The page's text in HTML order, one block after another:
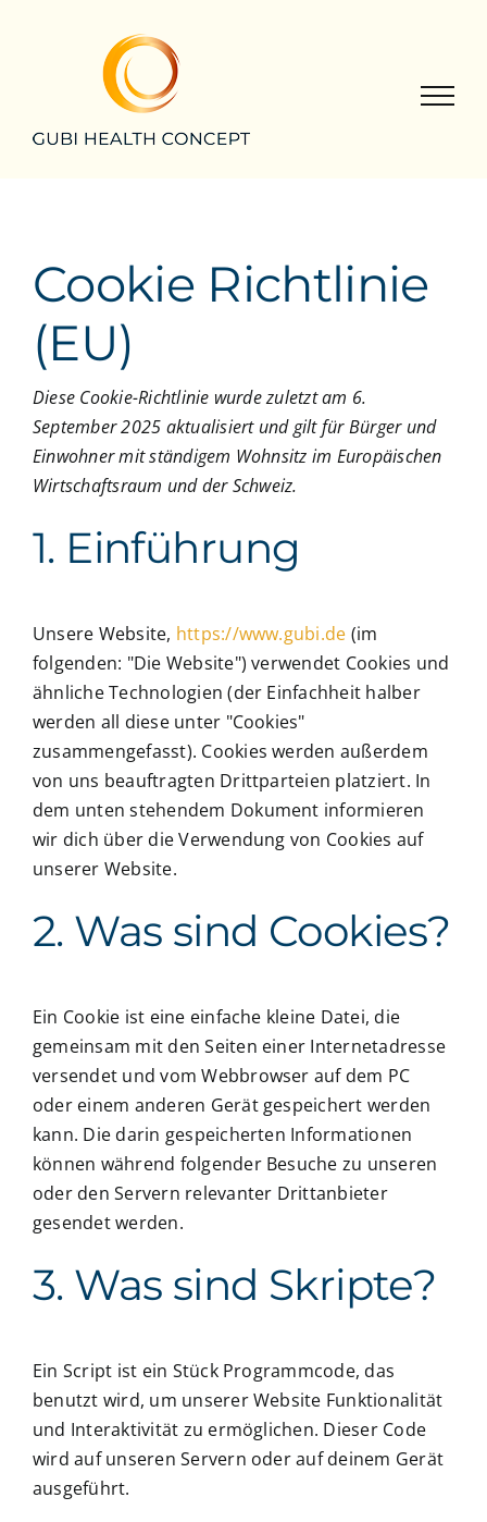
Cookie Richtlinie
(EU)
Diese Cookie-Richtlinie wurde zuletzt am 6.
September 2025 aktualisiert und gilt für Bürger und
Einwohner mit ständigem Wohnsitz im Europäischen
Wirtschaftsraum und der Schweiz.
1. Einführung
Unsere Website, https://www.gubi.de (im
folgenden: "Die Website") verwendet Cookies und
ähnliche Technologien (der Einfachheit halber
werden all diese unter "Cookies"
zusammengefasst). Cookies werden außerdem
von uns beauftragten Drittparteien platziert. In
dem unten stehendem Dokument informieren
wir dich über die Verwendung von Cookies auf
unserer Website.
2. Was sind Cookies?
Ein Cookie ist eine einfache kleine Datei, die
gemeinsam mit den Seiten einer Internetadresse
versendet und vom Webbrowser auf dem PC
oder einem anderen Gerät gespeichert werden
kann. Die darin gespeicherten Informationen
können während folgender Besuche zu unseren
oder den Servern relevanter Drittanbieter
gesendet werden.
3. Was sind Skripte?
Ein Script ist ein Stück Programmcode, das
benutzt wird, um unserer Website Funktionalität
und Interaktivität zu ermöglichen. Dieser Code
wird auf unseren Servern oder auf deinem Gerät
ausgeführt.